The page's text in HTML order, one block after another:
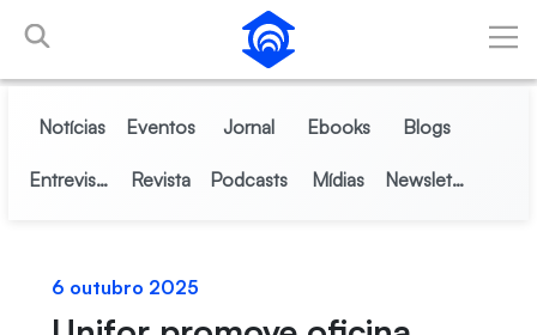
Pular para o Conteúdo principal
Notícias Eventos Jornal Ebooks Blogs
Entrevistas Revista Podcasts Mídias Newsletter
6 outubro 2025